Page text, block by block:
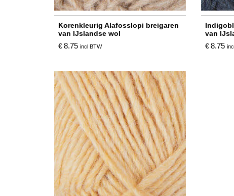
Korenkleurig Alafosslopi breigaren
van IJslandse wol
€8.75 incl BTW
van
€8.75